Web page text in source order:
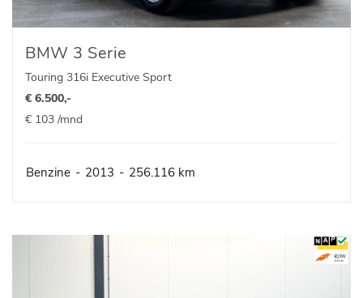
BMW 3 Serie
Touring 316i Executive Sport
€ 6.500,-
€ 103 /mnd
Benzine - 2013 - 256.116 km